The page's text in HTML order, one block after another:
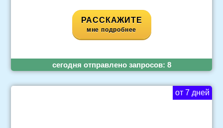
РАССКАЖИТЕ
мне подробнее
cегодня отправлено запросов: 8
от 7 дней